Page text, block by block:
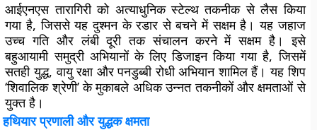
आईएनएस तारागिरी को अत्याधुनिक स्टेल्थ तकनीक से लैस किया
गया है, जिससे यह दुश्मन के रडार से बचने में सक्षम है। यह जहाज
उच्च गति और लंबी दूरी तक संचालन करने में सक्षम है। इसे
बहुआयामी समुद्री अभियानों के लिए डिजाइन किया गया है, जिसमें
सतही युद्ध, वायु रक्षा और पनडुब्बी रोधी अभियान शामिल हैं। यह शिप
‘शिवालिक श्रेणी’ के मुकाबले अधिक उन्नत तकनीकों और क्षमताओं से
युक्त है।
हथियार प्रणाली और युद्धक क्षमता